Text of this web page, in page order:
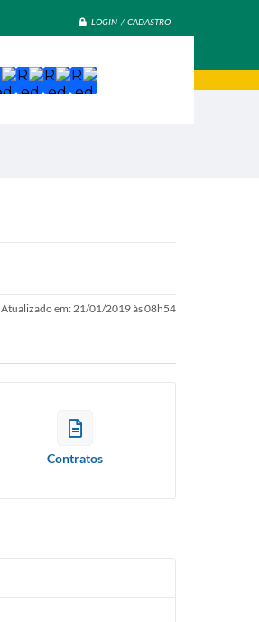
LOGIN / CADASTRO
Atualizado em: 21/01/2019 às 08h54
Contratos